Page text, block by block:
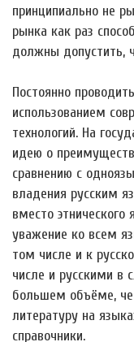
принципиально не
рынка как раз
должны допустить,
Постоянно
использованием
технологий. На
идею о
сравнению с
владения русским
вместо
уважение ко всем
том числе и к
числе и русскими в
большем объёме,
литературу на
справочники.